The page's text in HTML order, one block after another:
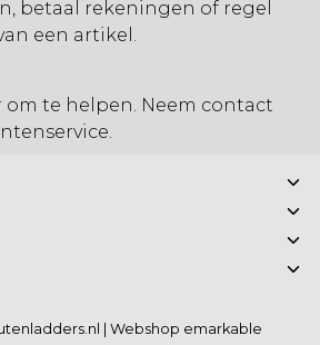
betaal rekeningen of regel
een artikel.
om te helpen. Neem contact
| Webshop emarkable